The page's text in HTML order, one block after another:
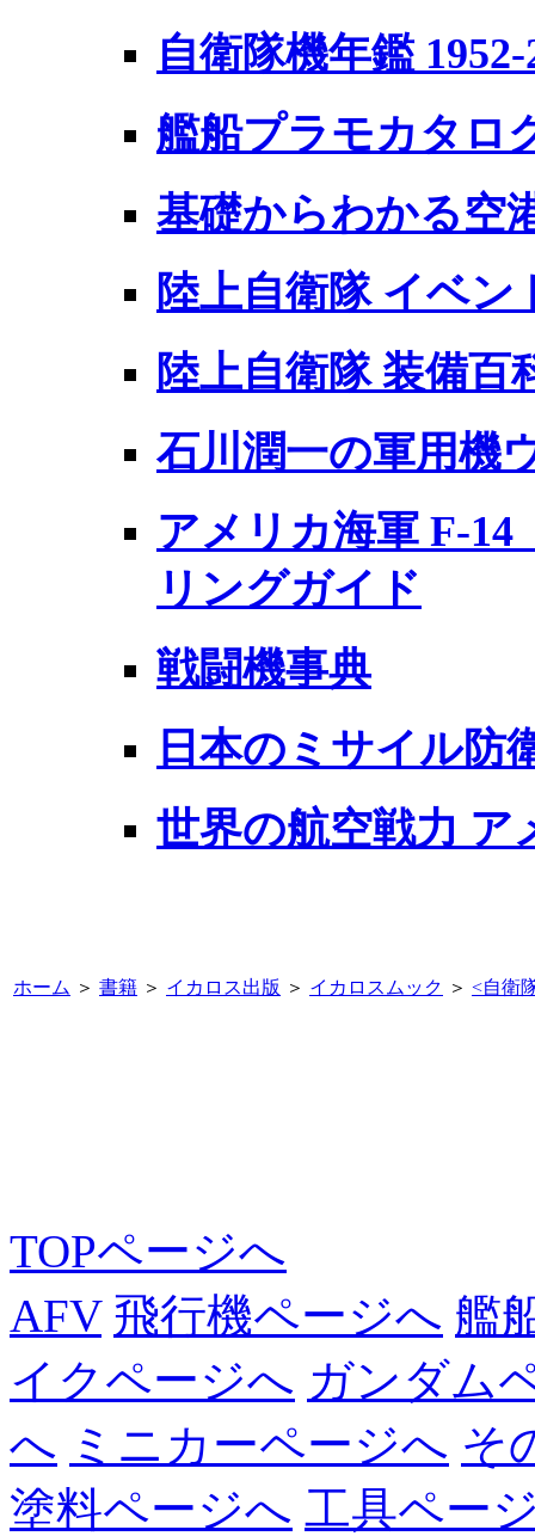
自衛隊機年鑑 1952-
艦船プラモカタロ
基礎からわかる空
陸上自衛隊 イベン
陸上自衛隊 装備百
石川潤一の軍用機
アメリカ海軍 F-
リングガイド
戦闘機事典
日本のミサイル防
世界の航空戦力 ア
ホーム ＞ 書籍 ＞ イカロス出版 ＞ イカロスムック ＞ <自衛
TOPページへ
AFV 飛行機ページへ 艦
イクページへ ガンダム
へ ミニカーページへ そ
塗料ページへ 工具ペー